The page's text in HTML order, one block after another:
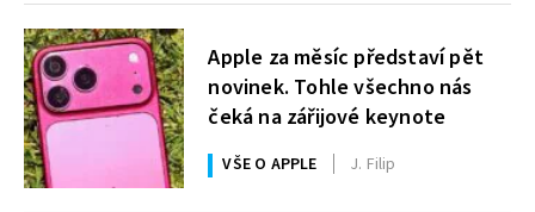
Apple za měsíc představí pět
novinek. Tohle všechno nás
čeká na zářijové keynote
VŠE O APPLE J. Filip